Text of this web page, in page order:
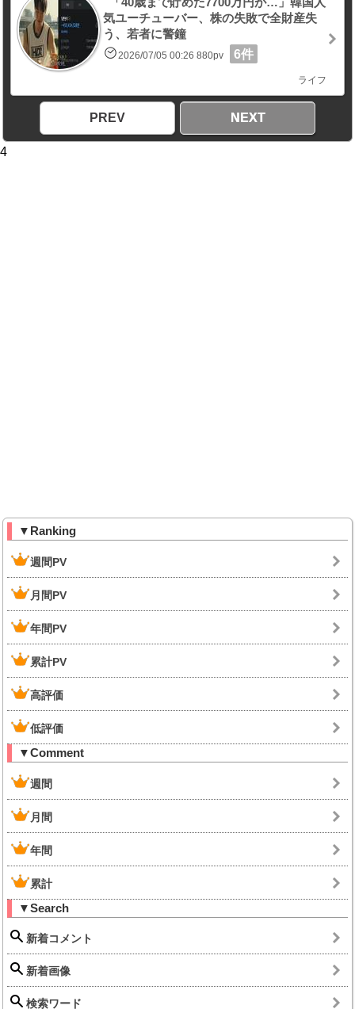
気ユーチューバー、株の失敗で全財産失
う、若者に警鐘
2026/07/05 00:26 880pv 6件
ライフ
PREV NEXT
4
▼Ranking
週間PV
月間PV
年間PV
累計PV
高評価
低評価
▼Comment
週間
月間
年間
累計
▼Search
新着コメント
新着画像
検索ワード